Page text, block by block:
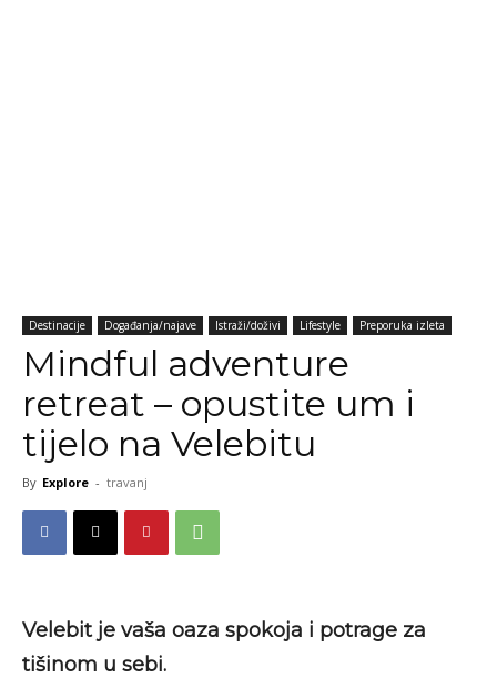
Destinacije Događanja/najave Istraži/doživi Lifestyle Preporuka izleta
Mindful adventure
retreat – opustite um i
tijelo na Velebitu
By Explore - travanj
Velebit je vaša oaza spokoja i potrage za
tišinom u sebi.